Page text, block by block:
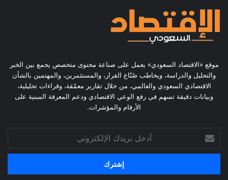
موقع «الاقتصاد السعودي» يعمل على صناعة محتوى متخصص يجمع بين الخبر
والتحليل والدراسة، ويخاطب صُنّاع القرار، والمستثمرين، والمهتمين بالشأن
الاقتصادي السعودي والعالمي، من خلال تقارير معمّقة، وقراءات تحليلية،
وبيانات دقيقة تسهم في رفع الوعي الاقتصادي ودعم المعرفة المبنية على
الأرقام والمؤشرات.
بريدك
الإلكتروني